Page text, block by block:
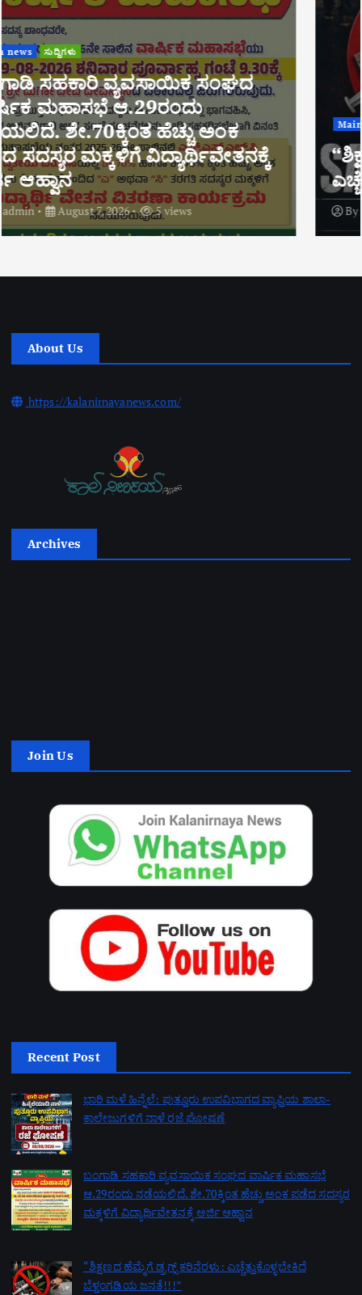
Main news ಅಂಕಣ ಅಪರಾಧ ಸುದ್ದಿಗಳು ಸಂಪಾದಕೀಯ
“ಶಿಕ್ಷಣದ ಹೆಮ್ಮೆಗೆ ಡ್ರಗ್ಸ್ ಕರಿನೆರಳು:
ಎಚ್ಚೆತ್ತುಕೊಳ್ಳಬೇಕಿದೆ ಬೆಳ್ತಂಗಡಿಯ ಜನತೆ!!!”
Byadmin August 6, 2026 11 views
About Us
https://kalanirnayanews.com/
Archives
Join Us
Recent Post
ಭಾರಿ ಮಳೆ ಹಿನ್ನೆಲೆ: ಪುತ್ತೂರು ಉಪವಿಭಾಗದ ವ್ಯಾಪ್ತಿಯ ಶಾಲಾ-
ಕಾಲೇಜುಗಳಿಗೆ ನಾಳೆ ರಜೆ ಘೋಷಣೆ
ಬಂಗಾಡಿ ಸಹಕಾರಿ ವ್ಯವಸಾಯಿಕ ಸಂಘದ ವಾರ್ಷಿಕ ಮಹಾಸಭೆ
ಆ.29ರಂದು ನಡೆಯಲಿದೆ. ಶೇ.70ಕ್ಕಿಂತ ಹೆಚ್ಚು ಅಂಕ ಪಡೆದ ಸದಸ್ಯರ
ಮಕ್ಕಳಿಗೆ ವಿದ್ಯಾರ್ಥಿವೇತನಕ್ಕೆ ಅರ್ಜಿ ಆಹ್ವಾನ
“ಶಿಕ್ಷಣದ ಹೆಮ್ಮೆಗೆ ಡ್ರಗ್ಸ್ ಕರಿನೆರಳು: ಎಚ್ಚೆತ್ತುಕೊಳ್ಳಬೇಕಿದೆ
ಬೆಳ್ತಂಗಡಿಯ ಜನತೆ!!!”